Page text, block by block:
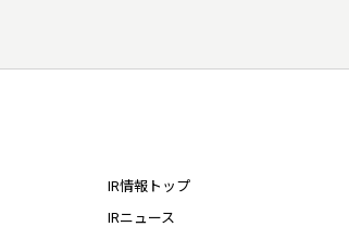
IR情報トップ
IRニュース